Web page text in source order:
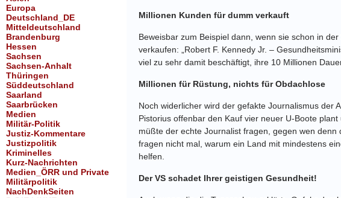
Europa
Deutschland_DE
Mitteldeutschland
Brandenburg
Hessen
Sachsen
Sachsen-Anhalt
Thüringen
Süddeutschland
Saarland
Saarbrücken
Medien
Militär-Politik
Justiz-Kommentare
Justizpolitik
Kriminelles
Kurz-Nachrichten
Medien_ÖRR und Private
Militärpolitik
NachDenkSeiten
Millionen Kunden für dumm verkauft
Beweisbar zum Beispiel dann, wenn sie schon in
verkaufen: „Robert F. Kennedy Jr. –
viel zu sehr damit beschäftigt, ihre 10 Millionen
Millionen für Rüstung, nichts für Obdachlose
Noch widerlicher wird der gefakte Journalismus der
Pistorius offenbar den Kauf vier neuer U-Boote
müßte der echte Journalist fragen, gegen wen
fragen nicht mal, warum ein Land mit mindestens
helfen.
Der VS schadet Ihrer geistigen Gesundheit!